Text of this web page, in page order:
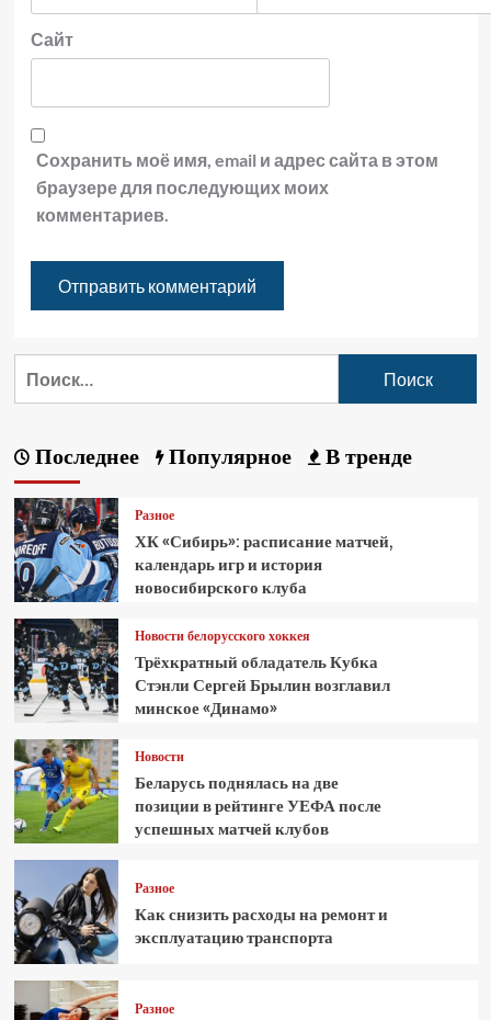
Сайт
Сохранить моё имя, email и адрес сайта в этом
браузере для последующих моих
комментариев.
Последнее Популярное В тренде
Разное
ХК «Сибирь»: расписание матчей,
календарь игр и история
новосибирского клуба
Новости белорусского хоккея
Трёхкратный обладатель Кубка
Стэнли Сергей Брылин возглавил
минское «Динамо»
Новости
Беларусь поднялась на две
позиции в рейтинге УЕФА после
успешных матчей клубов
Разное
Как снизить расходы на ремонт и
эксплуатацию транспорта
Разное